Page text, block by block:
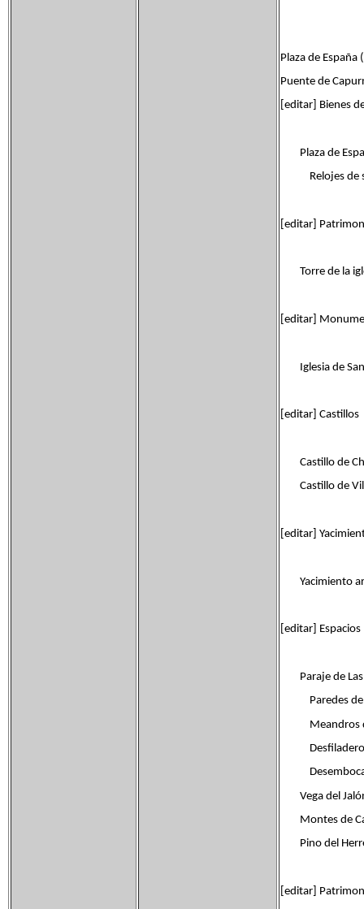
Plaza de
Puente de
[editar] Bienes
Plaza de
Relojes de
[editar]
Torre de la
[editar]
Iglesia de
[editar] Castillos
Castillo de
Castillo de
[editar]
Yacimiento
[editar]
Paraje de Las
Paredes de
Meandros
Desfiladeros
Vega del
Montes de
Pino del
[editar]